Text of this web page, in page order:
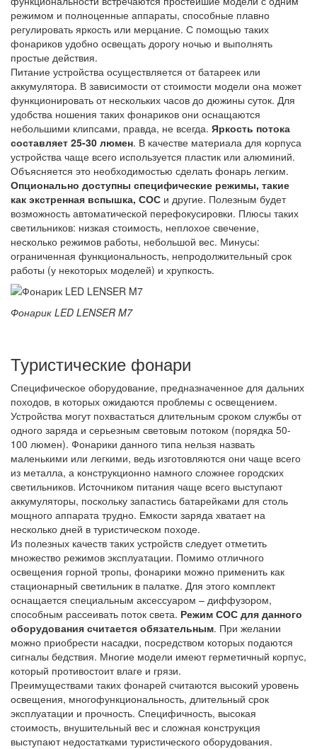
режимом и полноценные аппараты, способные плавно
регулировать яркость или мерцание. С помощью таких
фонариков удобно освещать дорогу ночью и выполнять
простые действия.
Питание устройства осуществляется от батареек или
аккумулятора. В зависимости от стоимости модели она может
функционировать от нескольких часов до дюжины суток. Для
удобства ношения таких фонариков они оснащаются
небольшими клипсами, правда, не всегда. Яркость потока
составляет 25-30 люмен. В качестве материала для корпуса
устройства чаще всего используется пластик или алюминий.
Объясняется это необходимостью сделать фонарь легким.
Опционально доступны специфические режимы, такие
как экстренная вспышка, СОС и другие. Полезным будет
возможность автоматической перефокусировки. Плюсы таких
светильников: низкая стоимость, неплохое свечение,
несколько режимов работы, небольшой вес. Минусы:
ограниченная функциональность, непродолжительный срок
работы (у некоторых моделей) и хрупкость.
Фонарик LED LENSER M7
Туристические фонари
Специфическое оборудование, предназначенное для дальних
походов, в которых ожидаются проблемы с освещением.
Устройства могут похвастаться длительным сроком службы от
одного заряда и серьезным световым потоком (порядка 50-
100 люмен). Фонарики данного типа нельзя назвать
маленькими или легкими, ведь изготовляются они чаще всего
из металла, а конструкционно намного сложнее городских
светильников. Источником питания чаще всего выступают
аккумуляторы, поскольку запастись батарейками для столь
мощного аппарата трудно. Емкости заряда хватает на
несколько дней в туристическом походе.
Из полезных качеств таких устройств следует отметить
множество режимов эксплуатации. Помимо отличного
освещения горной тропы, фонарики можно применить как
стационарный светильник в палатке. Для этого комплект
оснащается специальным аксессуаром – диффузором,
способным рассеивать поток света. Режим СОС для данного
оборудования считается обязательным. При желании
можно приобрести насадки, посредством которых подаются
сигналы бедствия. Многие модели имеют герметичный корпус,
который противостоит влаге и грязи.
Преимуществами таких фонарей считаются высокий уровень
освещения, многофункциональность, длительный срок
эксплуатации и прочность. Специфичность, высокая
стоимость, внушительный вес и сложная конструкция
выступают недостатками туристического оборудования.